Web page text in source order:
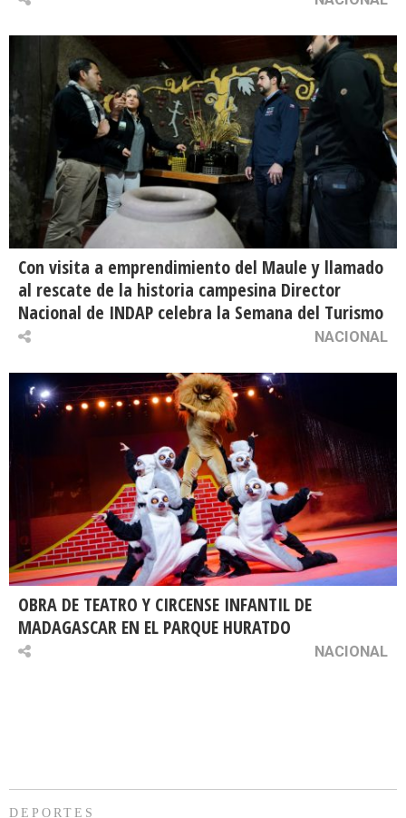
Con visita a emprendimiento del Maule y llamado
al rescate de la historia campesina Director
Nacional de INDAP celebra la Semana del Turismo
NACIONAL
OBRA DE TEATRO Y CIRCENSE INFANTIL DE
MADAGASCAR EN EL PARQUE HURATDO
NACIONAL
DEPORTES